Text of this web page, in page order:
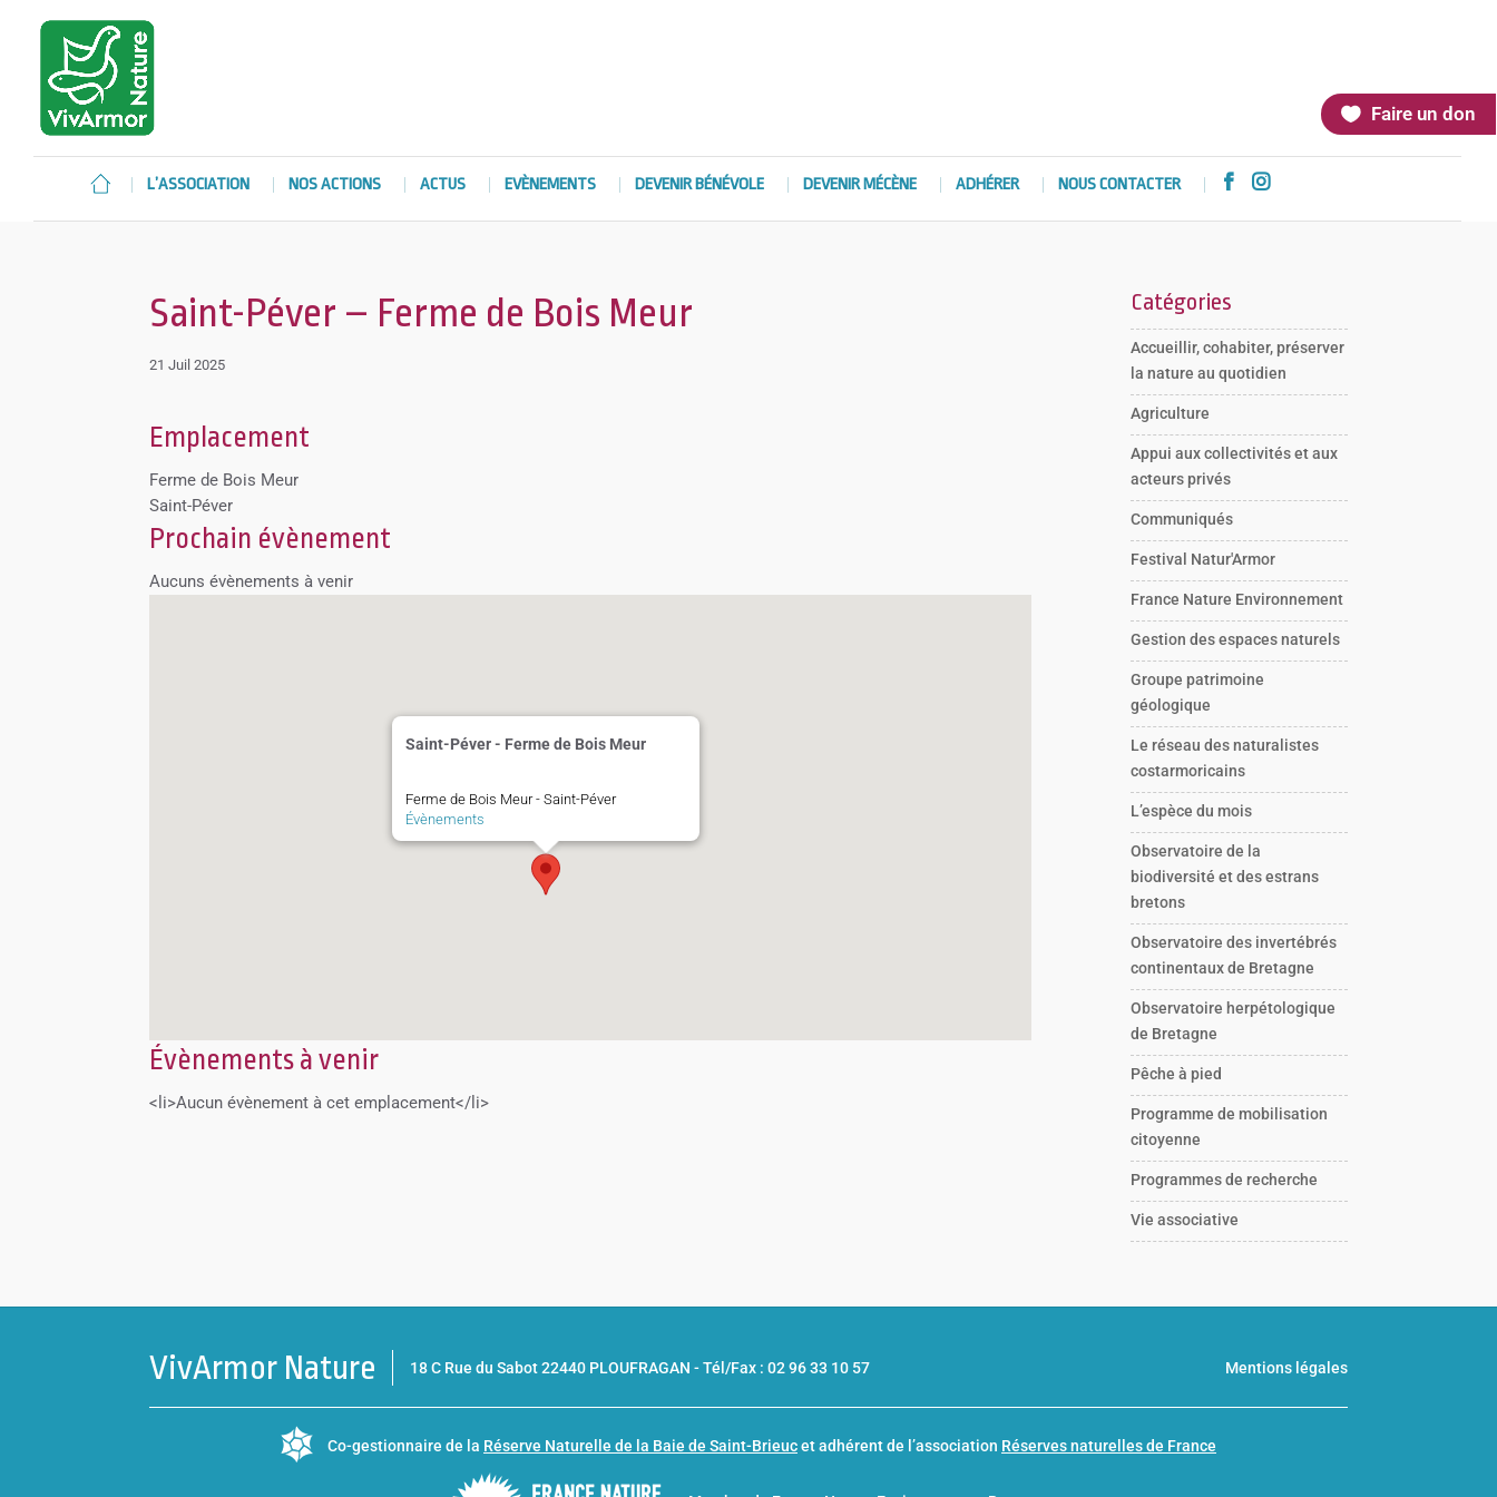
Faire un don
L’ASSOCIATION NOS ACTIONS ACTUS EVÈNEMENTS DEVENIR BÉNÉVOLE DEVENIR MÉCÈNE ADHÉRER NOUS CONTACTER  
Saint-Péver – Ferme de Bois Meur
21 Juil 2025
Emplacement
Ferme de Bois Meur
Saint-Péver
Prochain évènement
Aucuns évènements à venir
Saint-Péver - Ferme de Bois Meur
Ferme de Bois Meur - Saint-Péver
Évènements
Évènements à venir
<li>Aucun évènement à cet emplacement</li>
Catégories
Accueillir, cohabiter, préserver
la nature au quotidien
Agriculture
Appui aux collectivités et aux
acteurs privés
Communiqués
Festival Natur'Armor
France Nature Environnement
Gestion des espaces naturels
Groupe patrimoine
géologique
Le réseau des naturalistes
costarmoricains
L’espèce du mois
Observatoire de la
biodiversité et des estrans
bretons
Observatoire des invertébrés
continentaux de Bretagne
Observatoire herpétologique
de Bretagne
Pêche à pied
Programme de mobilisation
citoyenne
Programmes de recherche
Vie associative
VivArmor Nature 18 C Rue du Sabot 22440 PLOUFRAGAN -Tél/Fax : 02 96 33 10 57 Mentions légales
Co-gestionnaire de la Réserve Naturelle de la Baie de Saint-Brieucet adhérent de l’association Réserves naturelles de France